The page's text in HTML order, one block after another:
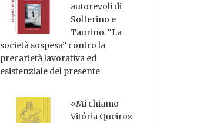
autorevoli di
Solferino e
Taurino. “La
società sospesa” contro la
precarietà lavorativa ed
esistenziale del presente
«Mi chiamo
Vitória Queiroz